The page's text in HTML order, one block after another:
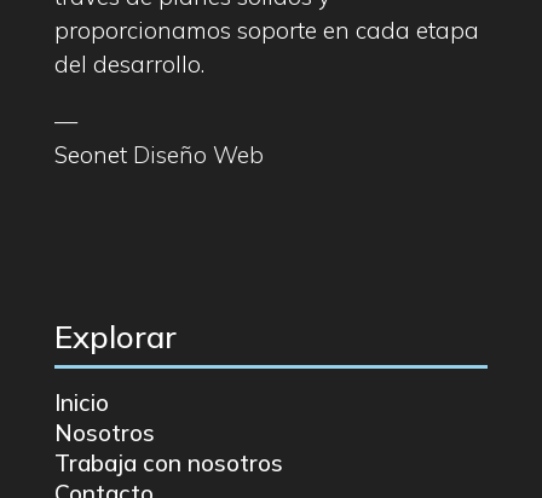
proporcionamos soporte en cada etapa
del desarrollo.
—
Seonet Diseño Web
Explorar
Inicio
Nosotros
Trabaja con nosotros